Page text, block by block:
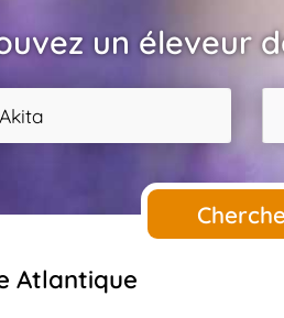
un éleveur
Akita
Atlantique